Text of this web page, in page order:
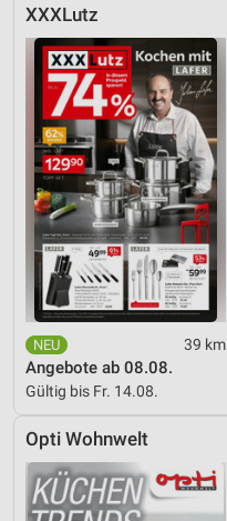
XXXLutz
39 km
Angebote ab 08.08.
Gültig bis Fr. 14.08.
Opti Wohnwelt